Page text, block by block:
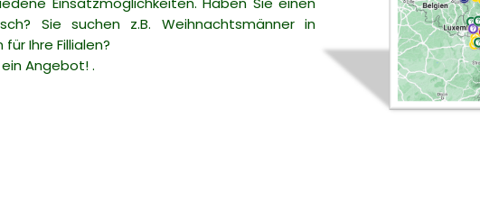
Sie suchen z.B. Weihnachtsmänner in
Ihre Fillialen?
Angebot! .